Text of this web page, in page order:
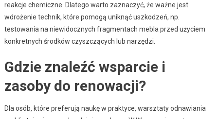
reakcje chemiczne. Dlatego warto zaznaczyć, że ważne jest
wdrożenie technik, które pomogą uniknąć uszkodzeń, np.
testowania na niewidocznych fragmentach mebla przed użyciem
konkretnych środków czyszczących lub narzędzi.
Gdzie znaleźć wsparcie i
zasoby do renowacji?
Dla osób, które preferują naukę w praktyce, warsztaty odnawiania